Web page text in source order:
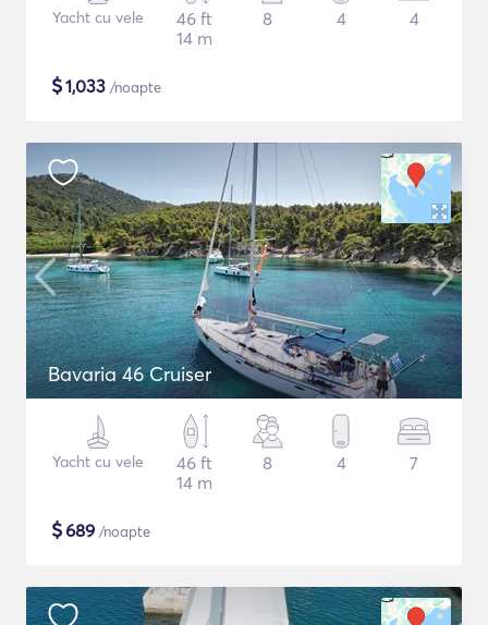
Yacht cu vele
46 ft
14 m
8 4 4
$1,033 /noapte
Bavaria 46 Cruiser
Yacht cu vele
46 ft
14 m
8 4 7
$689 /noapte